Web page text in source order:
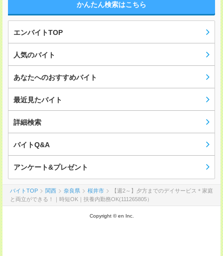
かんたん検索はこちら
エンバイトTOP
人気のバイト
あなたへのおすすめバイト
最近見たバイト
詳細検索
バイトQ&A
アンケート&プレゼント
バイトTOP 関西 奈良県 桜井市
【週2～】夕方までのデイサービス＊家庭
と両立ができる！｜時短OK｜扶養内勤務OK(111265805）
Copyright © en Inc.